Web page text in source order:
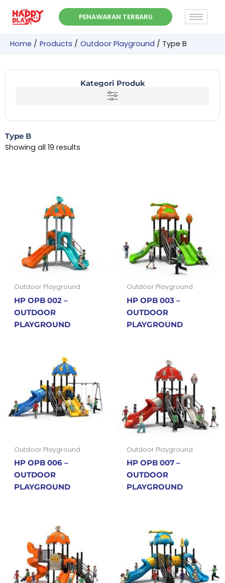
PENAWARAN TERBARU
Home Products Outdoor Playground Type B
Kategori Produk
Type B
Showing all 19 results
Outdoor Playground
HP OPB 002 –
OUTDOOR
PLAYGROUND
Outdoor Playground
HP OPB 003 –
OUTDOOR
PLAYGROUND
Outdoor Playground
HP OPB 006 –
OUTDOOR
PLAYGROUND
Outdoor Playground
HP OPB 007 –
OUTDOOR
PLAYGROUND